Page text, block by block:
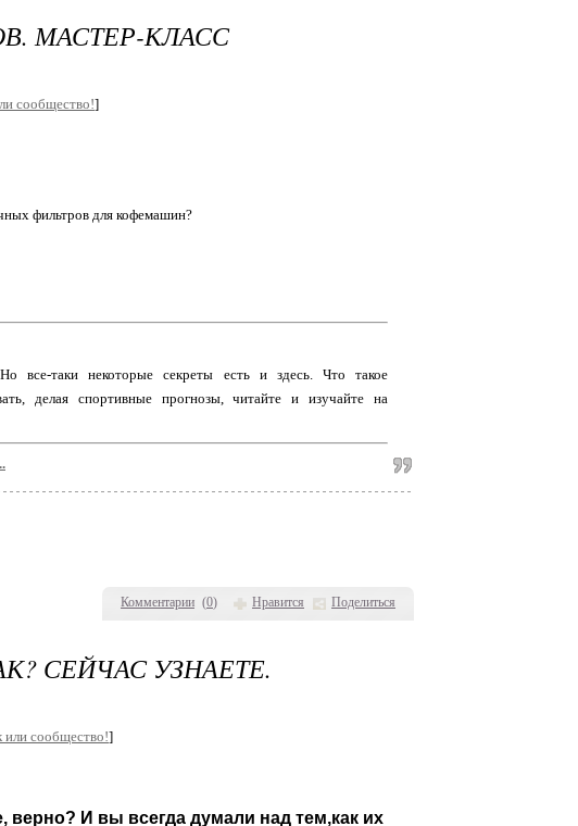
Комментарии (0) Нравится Поделиться
МАСТЕР-КЛАСС
сообщество!]
фильтров для кофемашин?
таки некоторые секреты есть и здесь. Что такое
делая спортивные прогнозы, читайте и изучайте на
СЕЙЧАС УЗНАЕТЕ.
или сообщество!]
верно? И вы всегда думали над тем,как их